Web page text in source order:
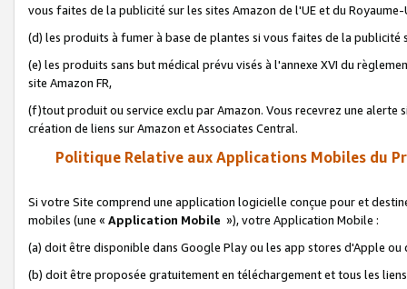
vous faites de la publicité sur les sites Amazon de l'UE et du Royaume-
(d) les produits à fumer à base de plantes si vous faites de la publicité
(e) les produits sans but médical prévu visés à l'annexe XVI du
site Amazon FR,
(f)tout produit ou service exclu par Amazon. Vous recevrez une alerte
création de liens sur Amazon et Associates Central.
Politique Relative aux Applications Mobiles du
Si votre Site comprend une application logicielle conçue pour et
mobiles (une « Application Mobile »), votre Application Mobile :
(a) doit être disponible dans Google Play ou les app stores d'Apple ou
(b) doit être proposée gratuitement en téléchargement et tous les